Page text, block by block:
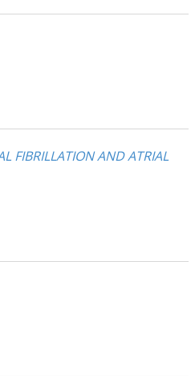
FIBRILLATION AND ATRIAL